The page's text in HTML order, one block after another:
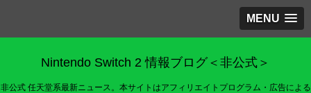
MENU
Nintendo Switch 2 情報ブログ＜非公式＞
非公式 任天堂系最新ニュース。本サイトはアフィリエイトプログラム・広告による